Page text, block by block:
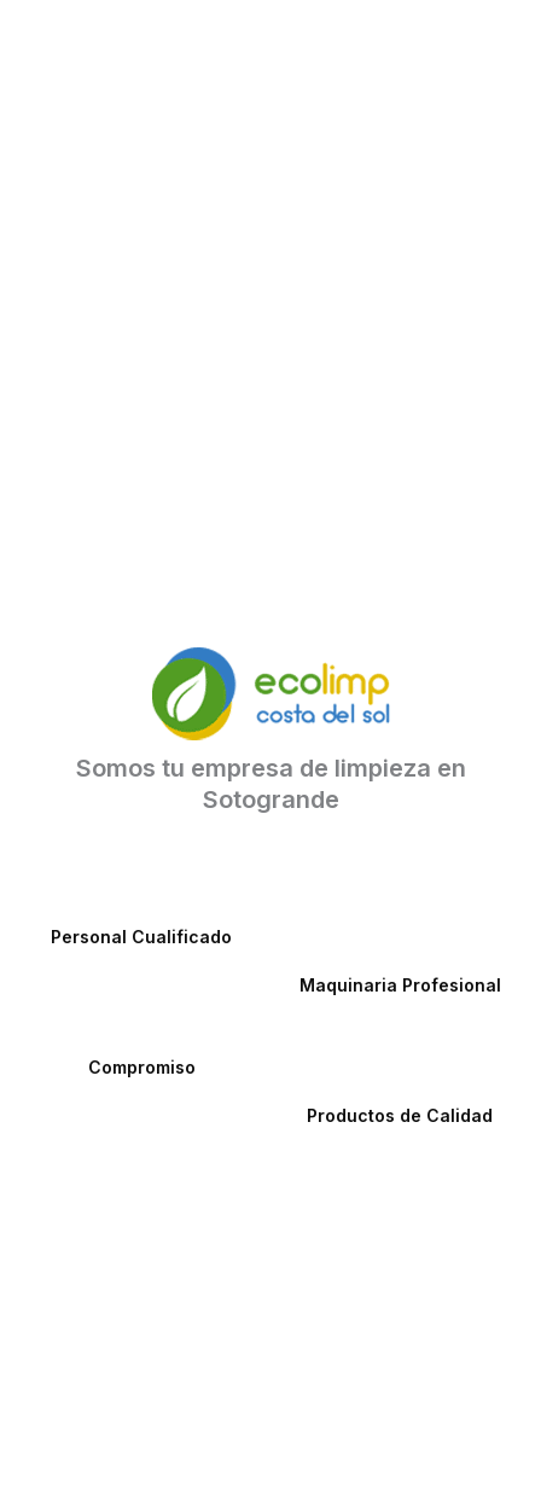
Somos tu empresa de limpieza en
Sotogrande
Personal Cualificado
Maquinaria Profesional
Compromiso
Productos de Calidad